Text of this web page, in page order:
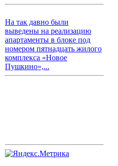
На так давно были
выведены на реализацию
апартаменты в блоке под
номером пятнадцать жилого
комплекса «Новое
Пушкино»,...